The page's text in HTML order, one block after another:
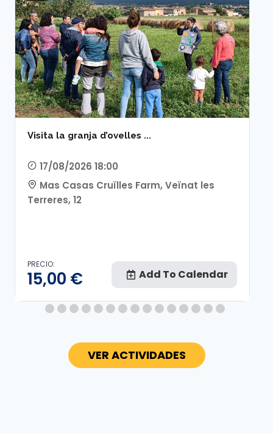
Visita la granja d’ovelles ...
17/08/2026 18:00
Mas Casas Cruïlles Farm, Veïnat les
Terreres, 12
PRECIO:
15,00 € Add To Calendar
VER ACTIVIDADES